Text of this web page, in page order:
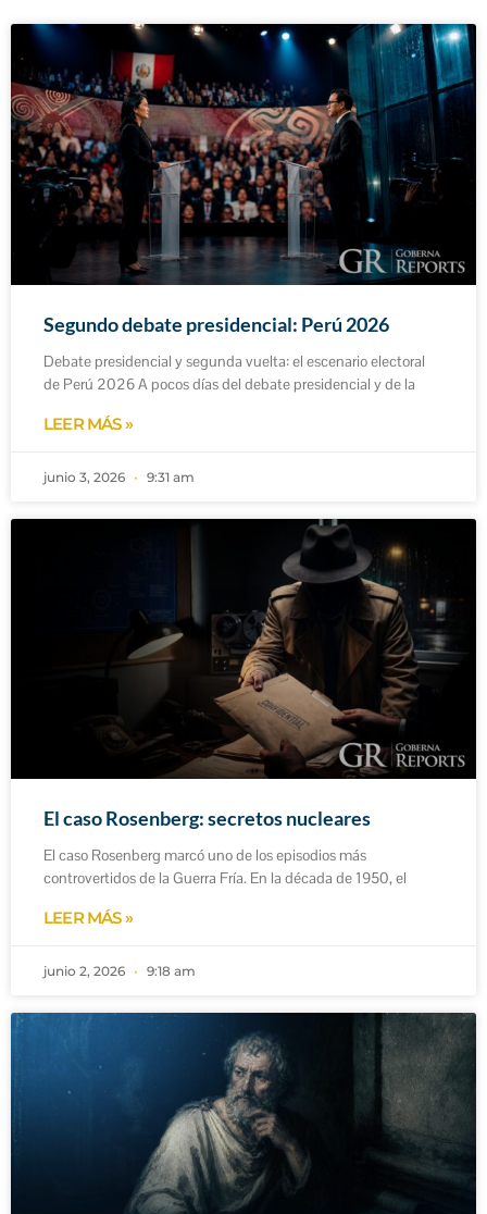
Segundo debate presidencial: Perú 2026
Debate presidencial y segunda vuelta: el escenario electoral
de Perú 2026 A pocos días del debate presidencial y de la
LEER MÁS »
junio 3, 2026 9:31 am
El caso Rosenberg: secretos nucleares
El caso Rosenberg marcó uno de los episodios más
controvertidos de la Guerra Fría. En la década de 1950, el
LEER MÁS »
junio 2, 2026 9:18 am